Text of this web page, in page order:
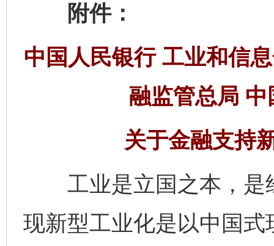
附件：
中国人民银行 工业和信
融监管总局
关于金融支持
工业是立国之本，是
现新型工业化是以中国